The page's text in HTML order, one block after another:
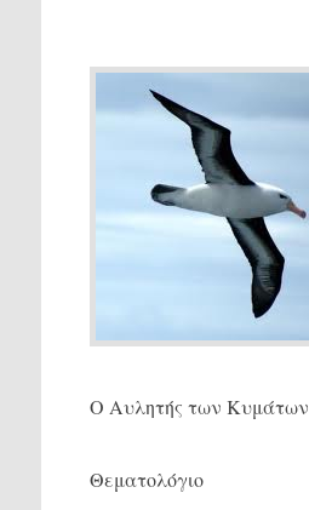
Ο Αυλητής των Κυμάτων
Θεματολόγιο